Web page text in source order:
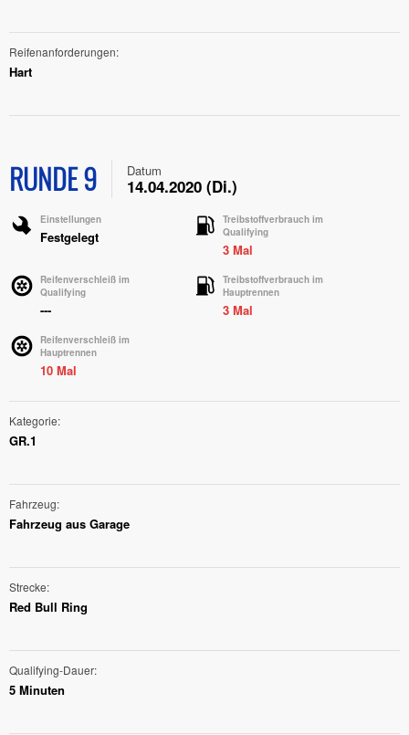
Reifenanforderungen
Hart
RUNDE 9 Datum
14.04.2020 (Di.)
Einstellungen
Festgelegt
Treibstoffverbrauch im
Qualifying
3 Mal
Reifenverschleiß im
Qualifying
---
Treibstoffverbrauch im
Hauptrennen
3 Mal
Reifenverschleiß im
Hauptrennen
10 Mal
Kategorie
GR.1
Fahrzeug
Fahrzeug aus Garage
Strecke
Red Bull Ring
Qualifying-Dauer
5 Minuten